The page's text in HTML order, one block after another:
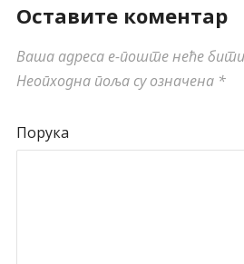
Оставите коментар
Ваша адреса е-поште неће бити
Неопходна поља су означена *
Порука